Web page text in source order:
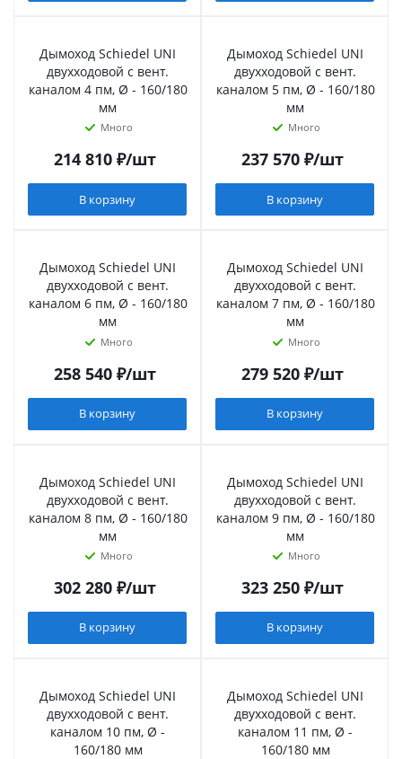
Дымоход Schiedel UNI
двухходовой с вент.
каналом 4 пм, Ø - 160/180
мм
Много
214 810₽/шт
В корзину
Дымоход Schiedel UNI
двухходовой с вент.
каналом 5 пм, Ø - 160/180
мм
Много
237 570₽/шт
В корзину
Дымоход Schiedel UNI
двухходовой с вент.
каналом 6 пм, Ø - 160/180
мм
Много
258 540₽/шт
В корзину
Дымоход Schiedel UNI
двухходовой с вент.
каналом 7 пм, Ø - 160/180
мм
Много
279 520₽/шт
В корзину
Дымоход Schiedel UNI
двухходовой с вент.
каналом 8 пм, Ø - 160/180
мм
Много
302 280₽/шт
В корзину
Дымоход Schiedel UNI
двухходовой с вент.
каналом 9 пм, Ø - 160/180
мм
Много
323 250₽/шт
В корзину
Дымоход Schiedel UNI
двухходовой с вент.
каналом 10 пм, Ø -
160/180 мм
Дымоход Schiedel UNI
двухходовой с вент.
каналом 11 пм, Ø -
160/180 мм